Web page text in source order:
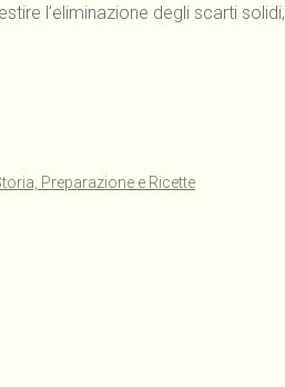
l’eliminazione degli scarti